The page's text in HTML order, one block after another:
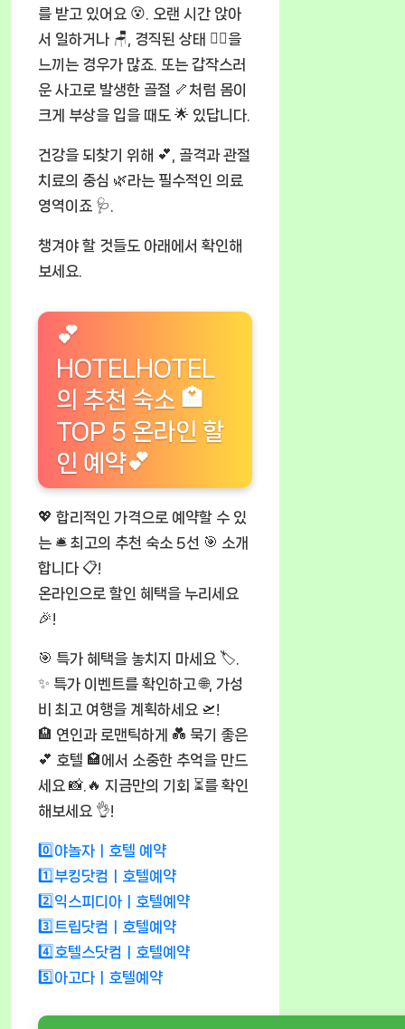
를 받고 있어요 😵. 오랜 시간 앉아
서 일하거나 🪑, 경직된 상태 😵‍💫을
느끼는 경우가 많죠. 또는 갑작스러
운 사고로 발생한 골절 🦴처럼 몸이
크게 부상을 입을 때도 🌟 있답니다.
건강을 되찾기 위해 💕, 골격과 관절
치료의 중심 🌿라는 필수적인 의료
영역이죠 🩺.
챙겨야 할 것들도 아래에서 확인해
보세요.
💕
HOTELHOTEL
의 추천 숙소 🏩
TOP 5 온라인 할
인 예약💕
💖 합리적인 가격으로 예약할 수 있
는 🛎️ 최고의 추천 숙소 5선 🎯 소개
합니다 📋!
온라인으로 할인 혜택을 누리세요
🎉!
🎯 특가 혜택을 놓치지 마세요 🏷️.
✨ 특가 이벤트를 확인하고 🌐, 가성
비 최고 여행을 계획하세요 🛫!
🏨 연인과 로맨틱하게 💑 묵기 좋은
💕 호텔 🏩에서 소중한 추억을 만드
세요 📸.🔥 지금만의 기회 ⏳를 확인
해보세요 👌!
0️⃣야놀자ㅣ호텔 예약
1️⃣부킹닷컴ㅣ호텔예약
2️⃣익스피디아ㅣ호텔예약
3️⃣트립닷컴ㅣ호텔예약
4️⃣호텔스닷컴ㅣ호텔예약
5️⃣아고다ㅣ호텔예약